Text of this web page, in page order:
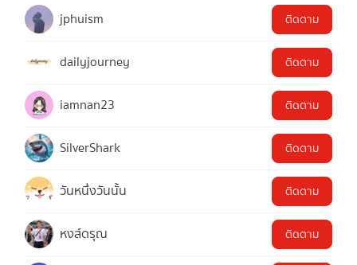
jphuism ติดตาม
dailyjourney ติดตาม
iamnan23 ติดตาม
SilverShark ติดตาม
วันหนึ่งวันนั้น ติดตาม
หงส์ดรุณ ติดตาม